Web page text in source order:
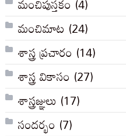
మంచిమాట (24)
శాస్త్ర ప్రచారం (14)
శాస్త్ర వికాసం (27)
శాస్త్రజ్ఞులు (17)
సందర్భం (7)